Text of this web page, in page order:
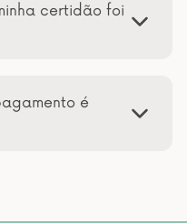
certidão foi
é